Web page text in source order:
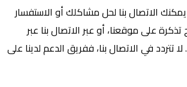
الاتصال بنا لحل مشاكلك أو الاستفسار
على موقعنا، أو عبر الاتصال بنا عبر
تتردد في الاتصال بنا، ففريق الدعم لدينا على